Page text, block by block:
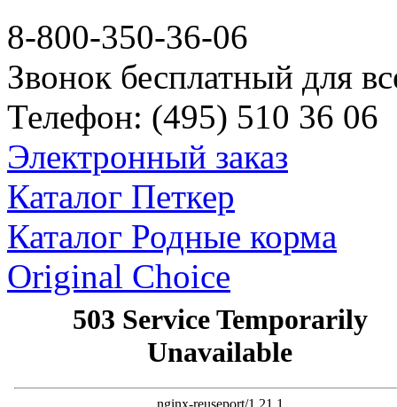
8-800-350-36-06
Звонок бесплатный для
Телефон: (495) 510 36 06
Электронный заказ
Каталог Петкер
Каталог Родные корма
Original Choice